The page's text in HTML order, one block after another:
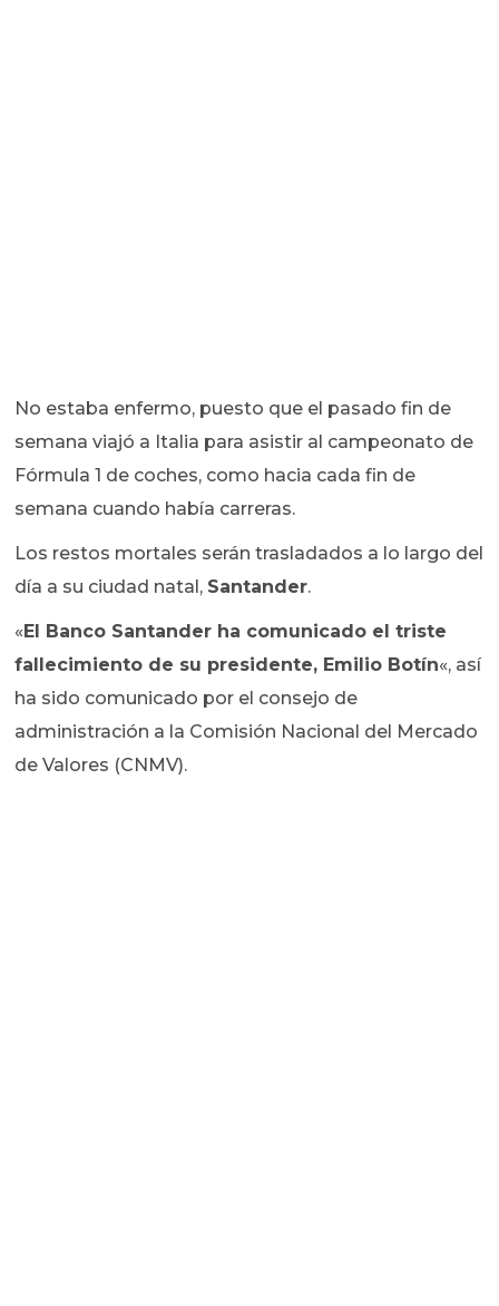
No estaba enfermo, puesto que el pasado fin de
semana viajó a Italia para asistir al campeonato de
Fórmula 1 de coches, como hacia cada fin de
semana cuando había carreras.
Los restos mortales serán trasladados a lo largo del
día a su ciudad natal, Santander.
«El Banco Santander ha comunicado el triste
fallecimiento de su presidente, Emilio Botín«, así
ha sido comunicado por el consejo de
administración a la Comisión Nacional del Mercado
de Valores (CNMV).